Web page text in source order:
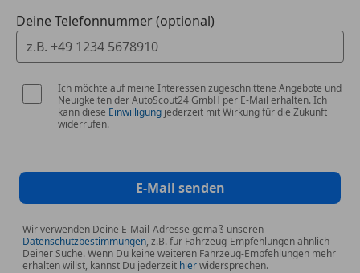
Winterreifen
Deine Telefonnummer (optional)
Ich möchte auf meine Interessen zugeschnittene Angebote und
Neuigkeiten der AutoScout24 GmbH per E-Mail erhalten. Ich
kann diese Einwilligung jederzeit mit Wirkung für die Zukunft
widerrufen.
E-Mail senden
Wir verwenden Deine E-Mail-Adresse gemäß unseren
Datenschutzbestimmungen, z.B. für Fahrzeug-Empfehlungen ähnlich
Deiner Suche. Wenn Du keine weiteren Fahrzeug-Empfehlungen mehr
erhalten willst, kannst Du jederzeit hierwidersprechen.